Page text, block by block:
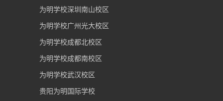
为明学校深圳南山校区
为明学校广州光大校区
为明学校成都北校区
为明学校成都南校区
为明学校武汉校区
贵阳为明国际学校